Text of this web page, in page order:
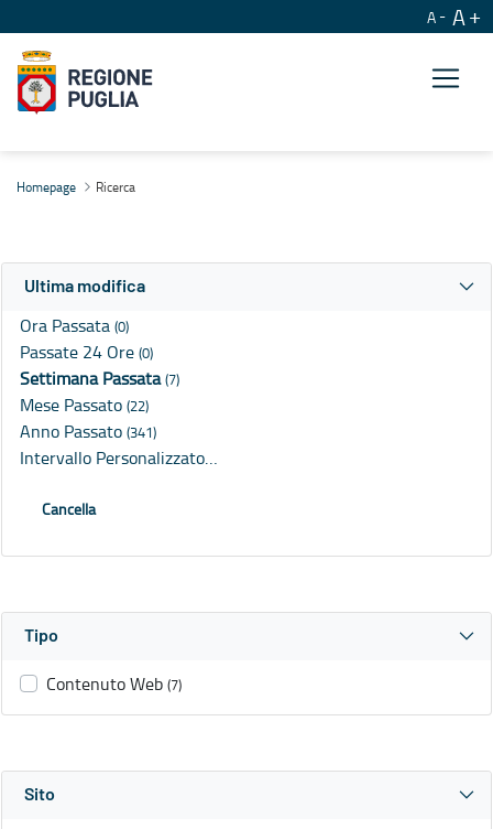
A A
Homepage Ricerca
Ultima modifica
Ora Passata (0)
Passate 24 Ore (0)
Settimana Passata(7)
Mese Passato (22)
Anno Passato (341)
Intervallo Personalizzato…
Cancella
Tipo
Contenuto Web (7)
Sito